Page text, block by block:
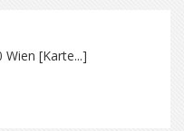
Wien [Karte...]